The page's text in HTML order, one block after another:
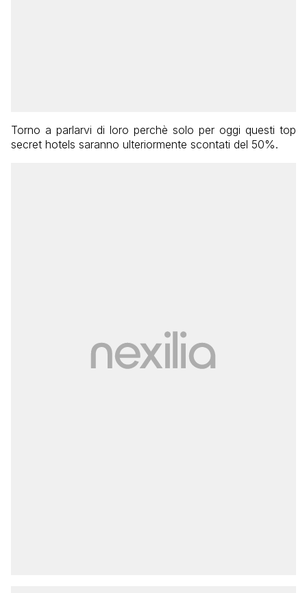
Torno a parlarvi di loro perchè solo per oggi questi top
secret hotels saranno ulteriormente scontati del 50%.